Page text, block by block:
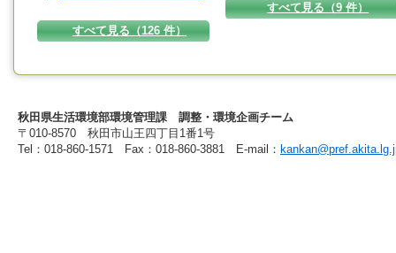
すべて見る（126 件）
すべて見る（9 件）
秋田県生活環境部環境管理課 調整・環境企画チーム
〒010-8570 秋田市山王四丁目1番1号
Tel：018-860-1571 Fax：018-860-3881 E-mail：